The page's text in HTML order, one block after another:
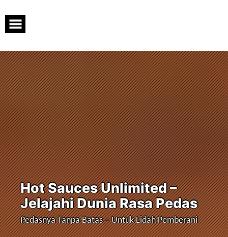
content
Hot Sauces Unlimited –
Jelajahi Dunia Rasa Pedas
Pedasnya Tanpa Batas – Untuk Lidah Pemberani